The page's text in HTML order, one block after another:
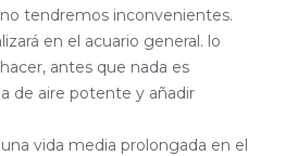
tendremos inconvenientes.
en el acuario general. lo
antes que nada es
de aire potente y añadir
vida media prolongada en el